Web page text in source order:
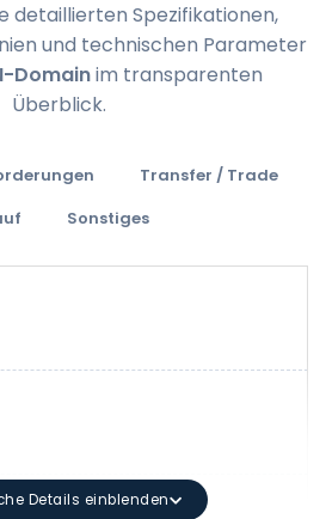
detaillierten Spezifikationen,
und technischen Parameter
Domainim transparenten
Überblick.
Transfer / Trade
Sonstiges
Details einblenden